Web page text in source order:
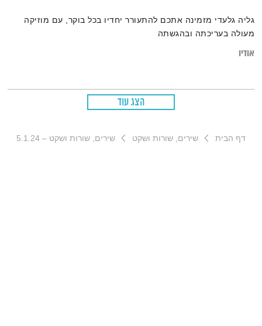
גליה גלעדי מזמינה אתכם להתעורר יחדיו בכל בוקר, עם מוזיקה
מעולה בעריכתה ובהגשתה
אודיו
הצג עוד
דף הבית שירים, שורות ושקט שירים, שורות ושקט – 5.1.24